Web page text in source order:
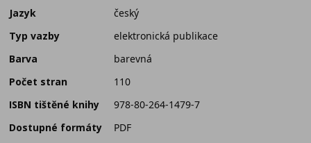
Jazyk
český
Typ vazby
elektronická publikace
Barva
barevná
Počet stran
110
ISBN tištěné knihy
978-80-264-1479-7
Dostupné formáty
PDF